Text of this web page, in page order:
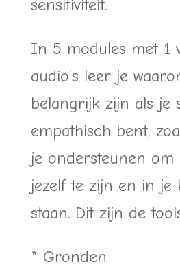
sensitiviteit.
In 5 modules met 1
audio’s leer je w
belangrijk zijn als je
empathisch bent,
je ondersteunen
jezelf te zijn en in je
staan. Dit zijn de
* Gronden